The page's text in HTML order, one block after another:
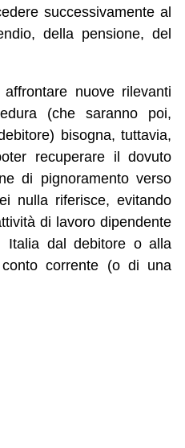
successivamente al
della pensione, del
nuove rilevanti
(che saranno poi,
bisogna, tuttavia,
recuperare il dovuto
di pignoramento verso
nulla riferisce, evitando
di lavoro dipendente
Italia dal debitore o alla
corrente (o di una